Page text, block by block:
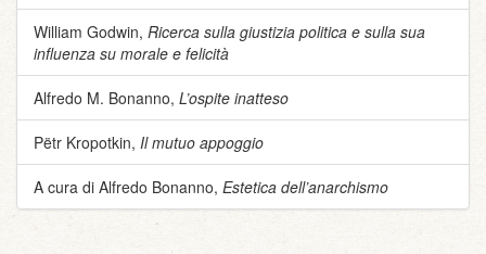
William Godwin, Ricerca sulla giustizia politica e sulla sua
influenza su morale e felicità
Alfredo M. Bonanno, L’ospite inatteso
Pëtr Kropotkin, Il mutuo appoggio
A cura di Alfredo Bonanno, Estetica dell’anarchismo